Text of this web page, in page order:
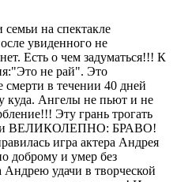
на спектакле
увиденного не
Есть о чем задуматься!!! К
не рай". Это
в течении 40 дней
куда. Ангелы не пьют и не
Эту грань трогать
ВЕЛИКОЛЕПНО: БРАВО!
игра актера Андрея
доброму и умер без
удачи в творческой